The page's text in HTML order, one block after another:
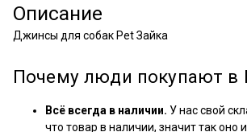
Описание
Джинсы для собак Pet Зайка
Почему люди покупают в
Всё всегда в наличии. У нас свой
что товар в наличии, значит так оно